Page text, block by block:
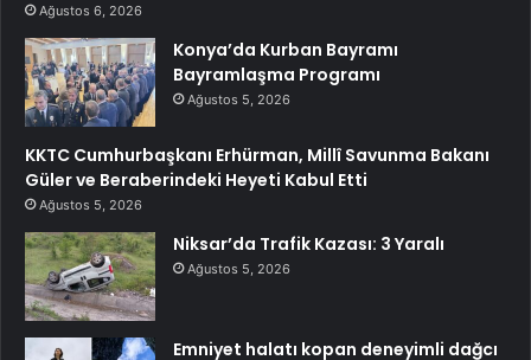
Ağustos 6, 2026
Konya’da Kurban Bayramı
Bayramlaşma Programı
Ağustos 5, 2026
KKTC Cumhurbaşkanı Erhürman, Millî Savunma Bakanı
Güler ve Beraberindeki Heyeti Kabul Etti
Ağustos 5, 2026
Niksar’da Trafik Kazası: 3 Yaralı
Ağustos 5, 2026
Emniyet halatı kopan deneyimli dağcı